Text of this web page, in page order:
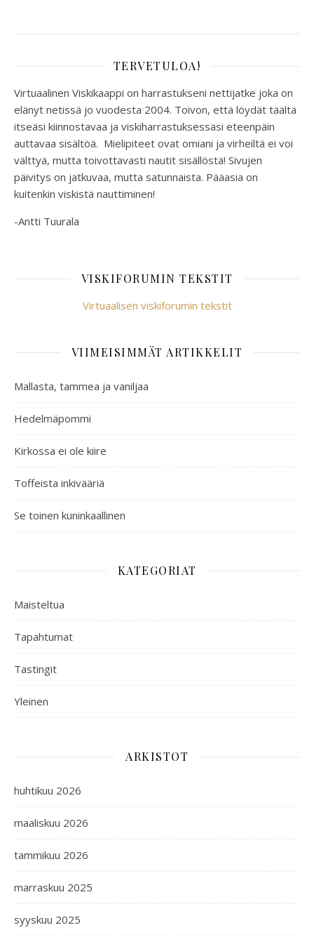
TERVETULOA!
Virtuaalinen Viskikaappi on harrastukseni nettijatke joka on
elänyt netissä jo vuodesta 2004. Toivon, että löydät täältä
itseäsi kiinnostavaa ja viskiharrastuksessasi eteenpäin
auttavaa sisältöä. Mielipiteet ovat omiani ja virheiltä ei voi
välttyä, mutta toivottavasti nautit sisällöstä! Sivujen
päivitys on jatkuvaa, mutta satunnaista. Pääasia on
kuitenkin viskistä nauttiminen!
-Antti Tuurala
VISKIFORUMIN TEKSTIT
Virtuaalisen viskiforumin tekstit
VIIMEISIMMÄT ARTIKKELIT
Mallasta, tammea ja vaniljaa
Hedelmäpommi
Kirkossa ei ole kiire
Toffeista inkivääriä
Se toinen kuninkaallinen
KATEGORIAT
Maisteltua
Tapahtumat
Tastingit
Yleinen
ARKISTOT
huhtikuu 2026
maaliskuu 2026
tammikuu 2026
marraskuu 2025
syyskuu 2025